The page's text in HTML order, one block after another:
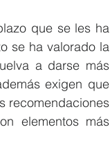
que se les ha
se ha valorado la
a darse más
exigen que
recomendaciones
elementos más